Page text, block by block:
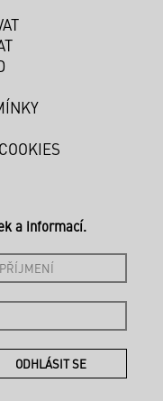
a informací.